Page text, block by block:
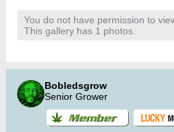
You do not have permission to
This gallery has 1 photos.
Bobledsgrow
Senior Grower